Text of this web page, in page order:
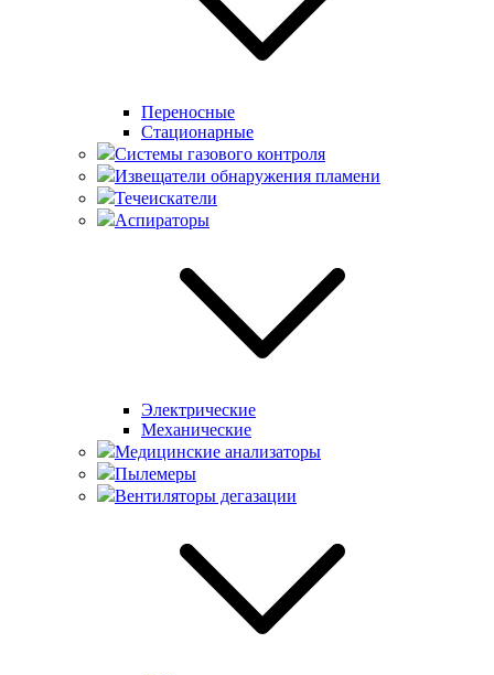
Переносные
Стационарные
Системы газового контроля
Извещатели обнаружения пламени
Течеискатели
Аспираторы
Электрические
Механические
Медицинские анализаторы
Пылемеры
Вентиляторы дегазации